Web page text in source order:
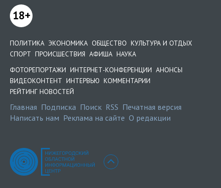
18+
ПОЛИТИКА ЭКОНОМИКА ОБЩЕСТВО КУЛЬТУРА И ОТДЫХ
СПОРТ ПРОИСШЕСТВИЯ АФИША НАУКА
ФОТОРЕПОРТАЖИ ИНТЕРНЕТ-КОНФЕРЕНЦИИ АНОНСЫ
ВИДЕОКОНТЕНТ ИНТЕРВЬЮ КОММЕНТАРИИ
РЕЙТИНГ НОВОСТЕЙ
Главная Подписка Поиск RSS Печатная версия
Написать нам Реклама на сайте О редакции